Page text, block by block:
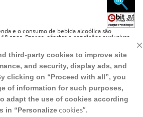
third-party cookies to improve site
and security, display ads, and
clicking on “Proceed with all”, you
of information for such purposes,
adapt the use of cookies according
in “Personalizecookies”.
e o consumo de bebida alcoólica são
anos. Preços, ofertas e condições exclusivas
produto, este não será entregue e o valor
Para realizar compras no online será
fisicas, não sendo possivel a compra por
BRASIL LTDA
09, sediada na Av. Tucunaré, n° 125,